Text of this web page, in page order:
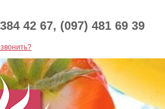
42 67, (097) 481 69 39